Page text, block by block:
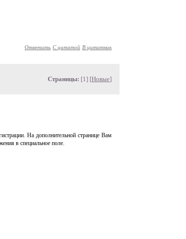
Ответить С цитатой В цитатник
Страницы: [1] [Новые]
На дополнительной странице Вам
в специальное поле.